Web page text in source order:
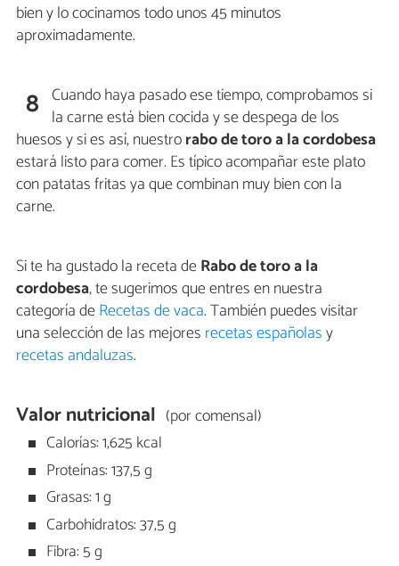
bien y lo cocinamos todo unos 45 minutos
aproximadamente.
8 Cuando haya pasado ese tiempo, comprobamos si
la carne está bien cocida y se despega de los
huesos y si es así, nuestrorabo de toro a la cordobesa
estará listo para comer. Es típico acompañar este plato
con patatas fritas ya que combinan muy bien con la
carne.
Si te ha gustado la receta deRabo de toro a la
cordobesa, te sugerimos que entres en nuestra
categoría deRecetas de vaca. También puedes visitar
una selección de las mejores recetas españolasy
recetas andaluzas.
Valor nutricional (por comensal)
Calorías: 1,625 kcal
Proteínas: 137,5 g
Grasas: 1 g
Carbohidratos: 37,5 g
Fibra: 5 g